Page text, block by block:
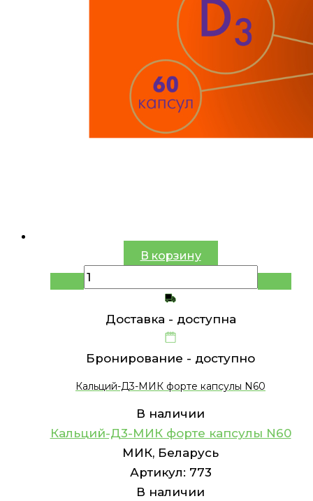
В корзину
Доставка - доступна
Бронирование - доступно
Кальций-Д3-МИК форте капсулы N60
В наличии
Кальций-Д3-МИК форте капсулы N60
МИК, Беларусь
Артикул: 773
В наличии